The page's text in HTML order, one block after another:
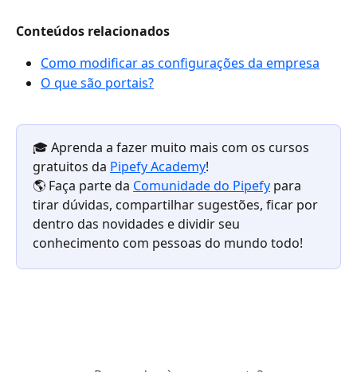
Conteúdos relacionados
Como modificar as configurações da empresa
O que são portais?
🎓 Aprenda a fazer muito mais com os cursos
gratuitos da Pipefy Academy!
🌎 Faça parte da Comunidade do Pipefy para
tirar dúvidas, compartilhar sugestões, ficar por
dentro das novidades e dividir seu
conhecimento com pessoas do mundo todo!